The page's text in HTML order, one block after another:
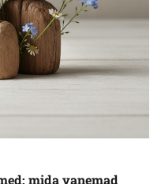
mida vanemad